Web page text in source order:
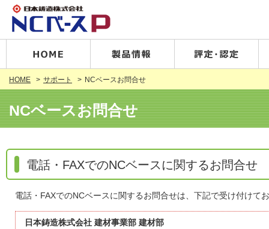
HOME サポート NCベースお問合せ
NCベースお問合せ
電話・FAXでのNCベースに関するお問合せ
電話・FAXでのNCベースに関するお問合せは、下記で受け付けて
日本鋳造株式会社 建材事業部 建材部